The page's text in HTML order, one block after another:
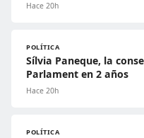
Hace 20h
POLÍTICA
Sílvia Paneque, la
Parlament en 2 años
Hace 20h
POLÍTICA